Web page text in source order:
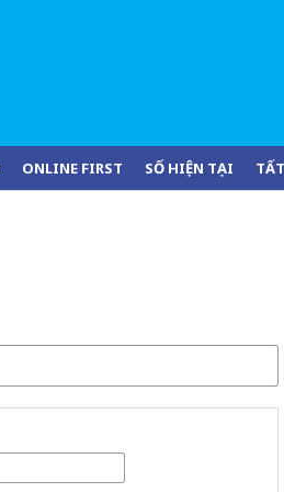
ONLINE FIRST SỐ HIỆN TẠI